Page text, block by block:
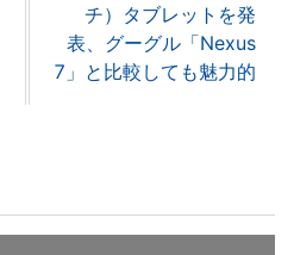
チ）タブレットを発
表、グーグル「Nexus
7」と比較しても魅力的